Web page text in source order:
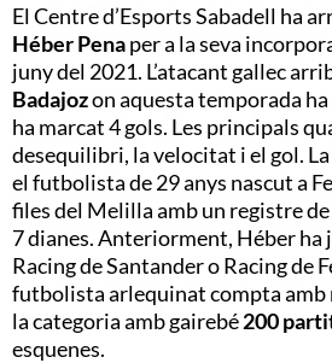
El Centre d’Esports Sabadell ha
Héber Penaper a la seva
juny del 2021. L’atacant gallec
Badajozon aquesta temporada
ha marcat 4 gols. Les principals
desequilibri, la velocitat i el gol.
el futbolista de 29 anys nascut a
files del Melilla amb un registre
7 dianes. Anteriorment, Héber ha
Racing de Santander o Racing de
futbolista arlequinat compta amb
la categoria amb gairebé200
esquenes.